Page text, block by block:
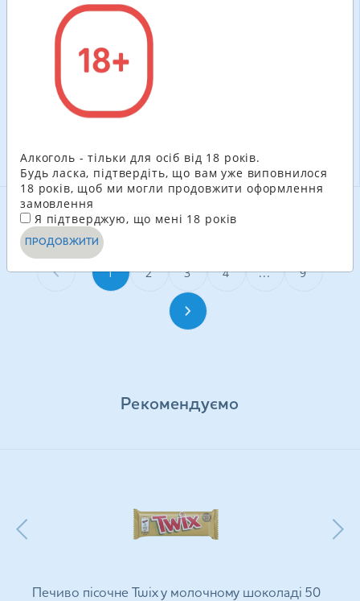
л сильногазований
12 шт. в уп.
грн
ГРН
+
ДИВИТИСЬ ЩЕ
1 2 3 4 ... 9
Рекомендуємо
Печиво пісочне Twix у молочному шоколаді 50
Алкоголь - тільки для осіб від 18 років.
Будь ласка, підтвердіть, що вам уже виповнилося
18 років, щоб ми могли продовжити оформлення
замовлення
Я підтверджую, що мені 18 років
ПРОДОВЖИТИ